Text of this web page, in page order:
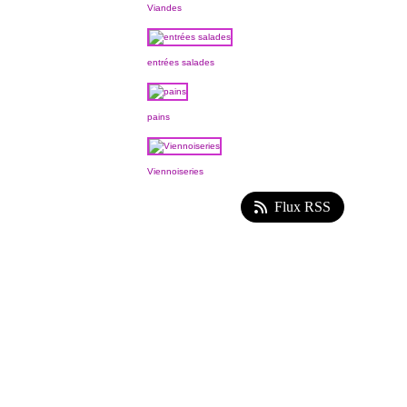
Viandes
entrées salades
pains
Viennoiseries
Flux RSS